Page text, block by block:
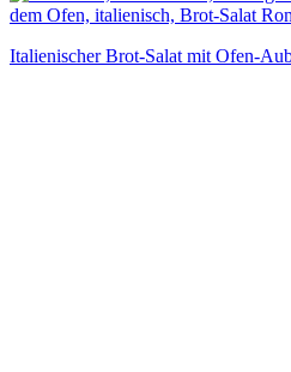
Italienischer Brot-Salat mit Ofen-